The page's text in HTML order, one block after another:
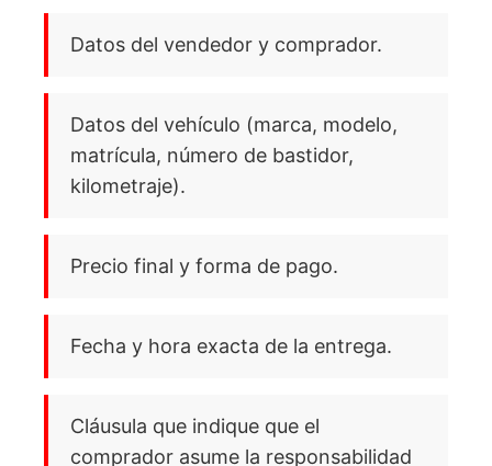
Datos del vendedor y comprador.
Datos del vehículo (marca, modelo,
matrícula, número de bastidor,
kilometraje).
Precio final y forma de pago.
Fecha y hora exacta de la entrega.
Cláusula que indique que el
comprador asume la responsabilidad